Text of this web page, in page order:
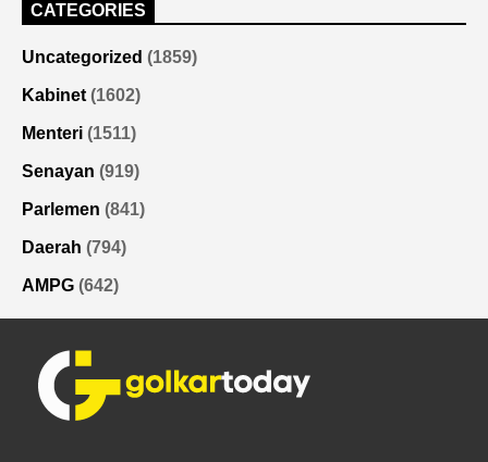
CATEGORIES
Uncategorized (1859)
Kabinet (1602)
Menteri (1511)
Senayan (919)
Parlemen (841)
Daerah (794)
AMPG (642)